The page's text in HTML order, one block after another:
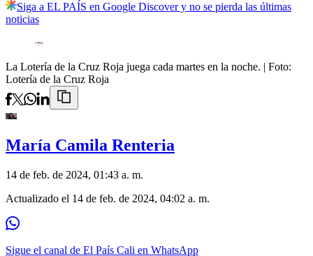
Siga a EL PAÍS en Google Discover y no se pierda las últimas
noticias
La Lotería de la Cruz Roja juega cada martes en la noche. | Foto:
Lotería de la Cruz Roja
María Camila Renteria
14 de feb. de 2024, 01:43 a. m.
Actualizado el 14 de feb. de 2024, 04:02 a. m.
Sigue el canal de El País Cali en WhatsApp